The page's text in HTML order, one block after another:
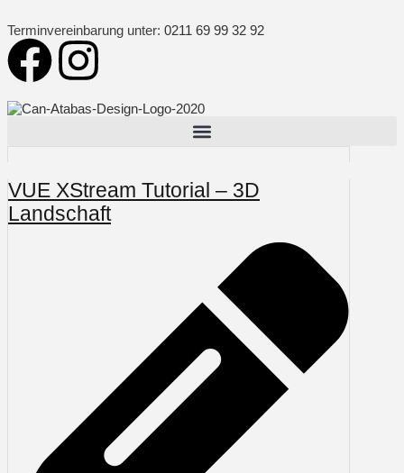
Terminvereinbarung unter: 0211 69 99 32 92
VUE XStream Tutorial – 3D
Landschaft